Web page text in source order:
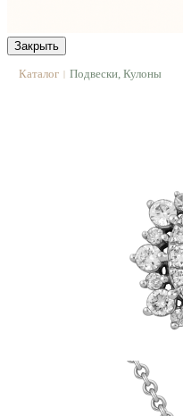
Закрыть
Каталог | Подвески, Кулоны